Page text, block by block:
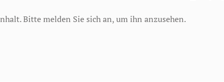
Bitte melden Sie sich an, um ihn anzusehen.